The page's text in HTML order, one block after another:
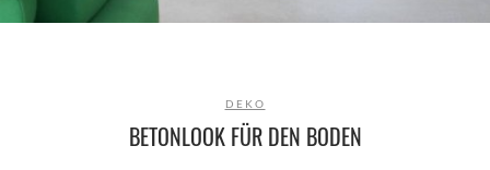
DEKO
BETONLOOK FÜR DEN BODEN